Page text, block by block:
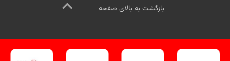
بازگشت به بالای صفحه